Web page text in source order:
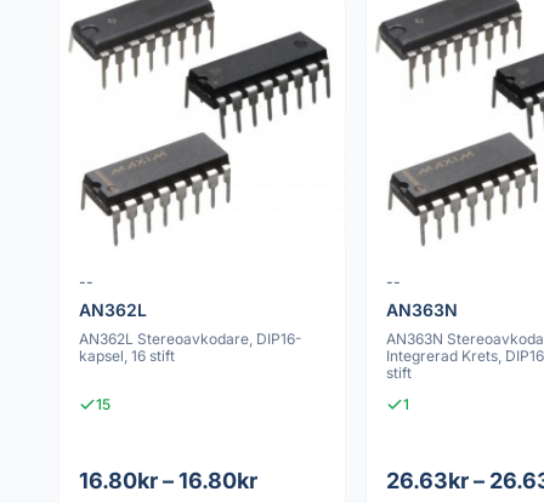
--
AN362L
AN362L Stereoavkodare, DIP16-
kapsel, 16 stift
15
16.80kr – 16.80kr
--
AN363N
AN363N
Integrerad Krets,
stift
1
26.63kr –